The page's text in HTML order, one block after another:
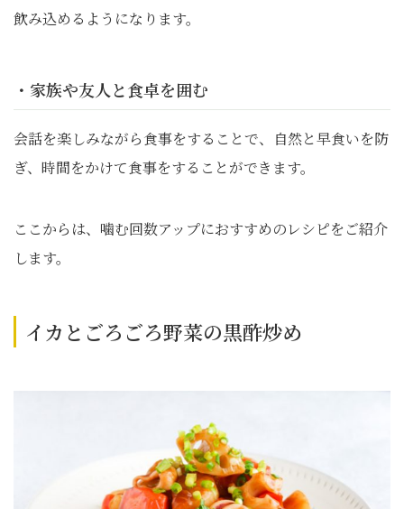
飲み込めるようになります。
・家族や友人と食卓を囲む
会話を楽しみながら食事をすることで、自然と早食いを防
ぎ、時間をかけて食事をすることができます。
ここからは、噛む回数アップにおすすめのレシピをご紹介
します。
イカとごろごろ野菜の黒酢炒め